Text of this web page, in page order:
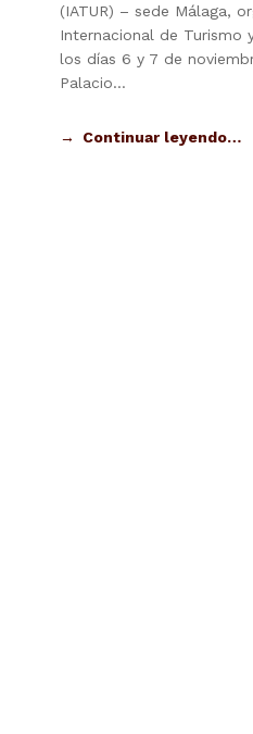
(IATUR) – sede Málaga,
Internacional de Turismo
los días 6 y 7 de
Palacio…
Continuar leyendo…